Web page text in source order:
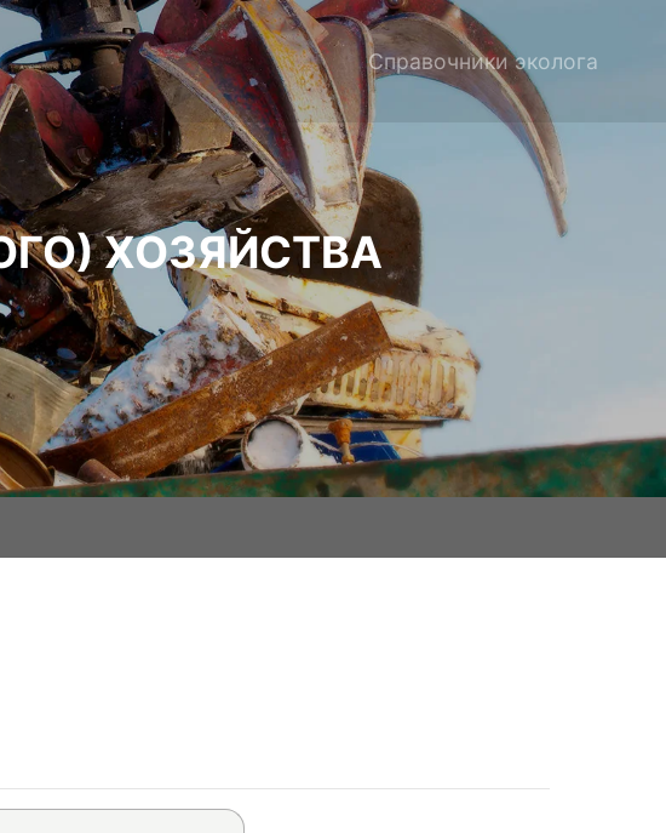
Справочники эколога
ХОЗЯЙСТВА